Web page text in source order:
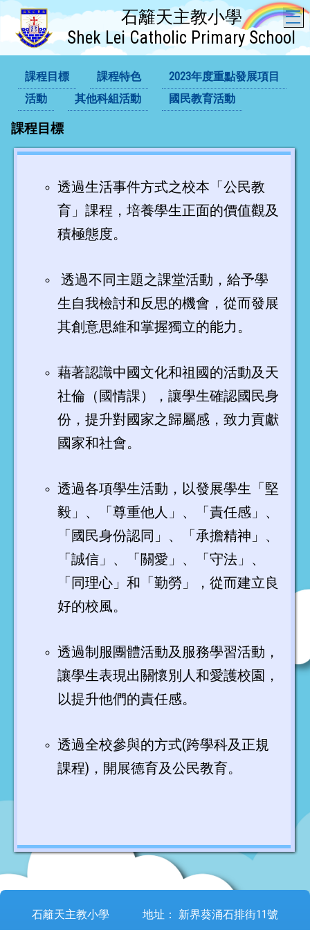
石籬天主教小學
Shek Lei Catholic Primary School
課程目標 課程特色
2023年度重點發展項目
活動
其他科組活動 國民教育活動
課程目標
透過生活事件方式之校本「公民教
育」課程，培養學生正面的價值觀及
積極態度。
透過不同主題之課堂活動，給予學
生自我檢討和反思的機會，從而發展
其創意思維和掌握獨立的能力。
藉著認識中國文化和祖國的活動及天
社倫（國情課），讓學生確認國民身
份，提升對國家之歸屬感，致力貢獻
國家和社會。
透過各項學生活動，以發展學生「堅
毅」、「尊重他人」、「責任感」、
「國民身份認同」、「承擔精神」、
「誠信」、「關愛」、「守法」、
「同理心」和「勤勞」，從而建立良
好的校風。
透過制服團體活動及服務學習活動，
讓學生表現出關懷別人和愛護校園，
以提升他們的責任感。
透過全校參與的方式(跨學科及正規
課程)，開展德育及公民教育。
石籬天主教小學 地址：
新界葵涌石排街11號